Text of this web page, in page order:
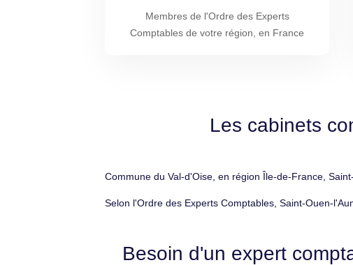
Membres de l'Ordre des Experts
Comptables de votre région, en France
Les cabinets
Commune du Val-d'Oise, en région Île-de-France,
Selon l'Ordre des Experts Comptables, Saint-Ouen-
Besoin d'un expert